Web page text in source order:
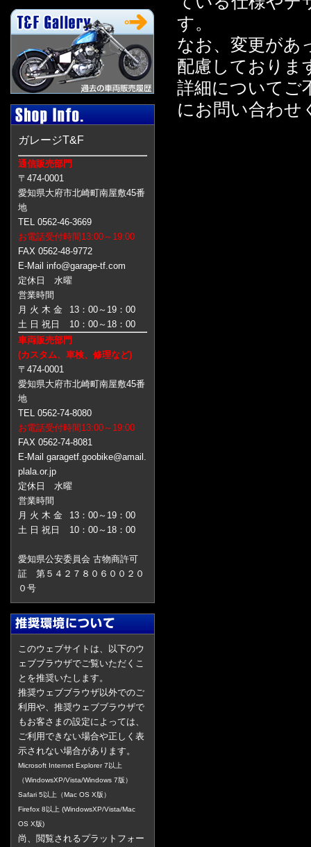
ガレージT&F
通信販売部門
〒474-0001
愛知県大府市北崎町南屋敷45番
地
TEL 0562-46-3669
お電話受付時間13:00～19:00
FAX 0562-48-9772
E-Mail info@garage-tf.com
定休日 水曜
営業時間
月 火 木 金
13：00～19：00
土 日 祝日
10：00～18：00
車両販売部門
(カスタム、車検、修理など)
〒474-0001
愛知県大府市北崎町南屋敷45番
地
TEL 0562-74-8080
お電話受付時間13:00～19:00
FAX 0562-74-8081
E-Mail garagetf.goobike@amail.
plala.or.jp
定休日 水曜
営業時間
月 火 木 金
13：00～19：00
土 日 祝日
10：00～18：00
愛知県公安委員会 古物商許可
証 第５４２７８０６００２０
０号
このウェブサイトは、以下のウ
ェブブラウザでご覧いただくこ
とを推奨いたします。
推奨ウェブブラウザ以外でのご
利用や、推奨ウェブブラウザで
もお客さまの設定によっては、
ご利用できない場合や正しく表
示されない場合があります。
Microsoft Internet Explorer 7以上
（WindowsXP/Vista/Windows 7版）
Safari 5以上（Mac OS X版）
Firefox 8以上 (WindowsXP/Vista/Mac
OS X版)
尚、閲覧されるプラットフォー
す。
なお、変更があ
配慮しておりま
詳細についてご
にお問い合わせ